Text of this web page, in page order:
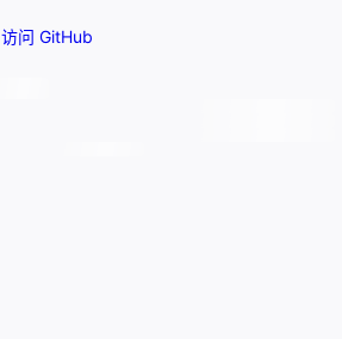
访问 GitHub